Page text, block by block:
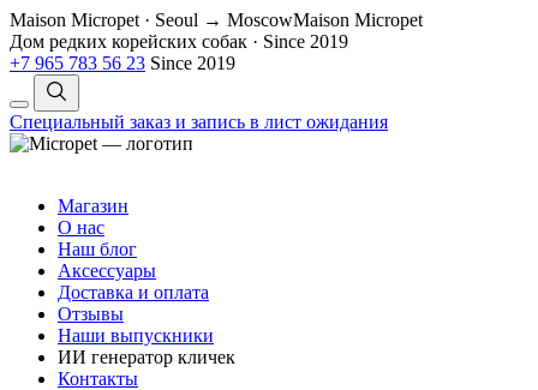
Maison Micropet · Seoul → MoscowMaison Micropet
Дом редких корейских собак · Since 2019
+7 965 783 56 23 Since 2019
Специальный заказ и запись в лист ожидания
Магазин
О нас
Наш блог
Аксессуары
Доставка и оплата
Отзывы
Наши выпускники
ИИ генератор кличек
Контакты